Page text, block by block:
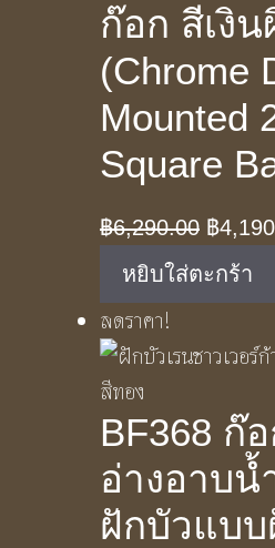
ก๊อก สีเงิน
(Chrome
Mounted
Square
฿6,290.00 Original
price
was:
฿
หยิบใส่ตะกร้า
ลดราคา!
BF368 ก๊
อ่างอาบน้
ฝักบัวแบบ